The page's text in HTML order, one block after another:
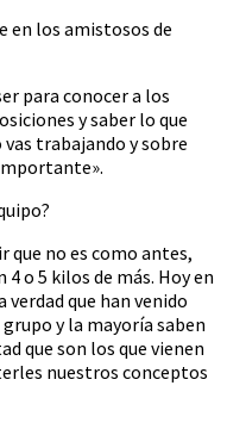
en los amistosos de
para conocer a los
y saber lo que
trabajando y sobre
que no es como antes,
o 5 kilos de más. Hoy en
verdad que han venido
y la mayoría saben
que son los que vienen
nuestros conceptos